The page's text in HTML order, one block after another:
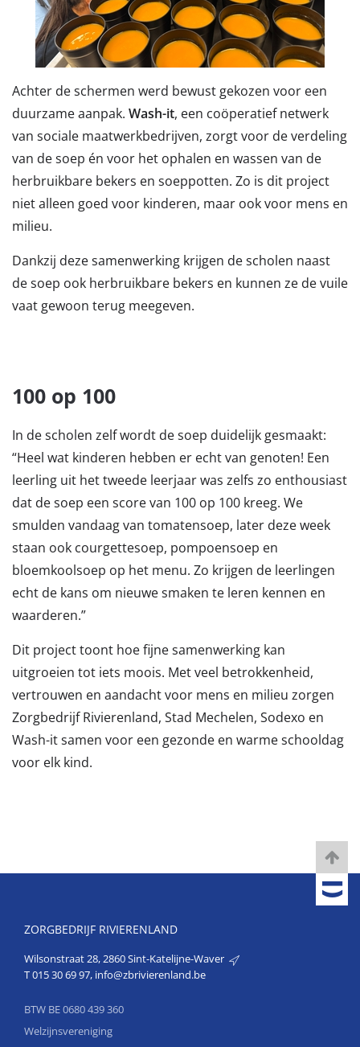
Achter de schermen werd bewust gekozen voor een
duurzame aanpak. Wash-it, een coöperatief netwerk
van sociale maatwerkbedrijven, zorgt voor de verdeling
van de soep én voor het ophalen en wassen van de
herbruikbare bekers en soeppotten. Zo is dit project
niet alleen goed voor kinderen, maar ook voor mens en
milieu.
Dankzij deze samenwerking krijgen de scholen naast
de soep ook herbruikbare bekers en kunnen ze de vuile
vaat gewoon terug meegeven.
100 op 100
In de scholen zelf wordt de soep duidelijk gesmaakt:
“Heel wat kinderen hebben er echt van genoten! Een
leerling uit het tweede leerjaar was zelfs zo enthousiast
dat de soep een score van 100 op 100 kreeg. We
smulden vandaag van tomatensoep, later deze week
staan ook courgettesoep, pompoensoep en
bloemkoolsoep op het menu. Zo krijgen de leerlingen
echt de kans om nieuwe smaken te leren kennen en
waarderen.”
Dit project toont hoe fijne samenwerking kan
uitgroeien tot iets moois. Met veel betrokkenheid,
vertrouwen en aandacht voor mens en milieu zorgen
Zorgbedrijf Rivierenland, Stad Mechelen, Sodexo en
Wash-it samen voor een gezonde en warme schooldag
voor elk kind.
ZORGBEDRIJF RIVIERENLAND
Wilsonstraat 28, 2860 Sint-Katelijne-Waver
T015 30 69 97, info@zbrivierenland.be
BTW BE 0680 439 360
Welzijnsvereniging